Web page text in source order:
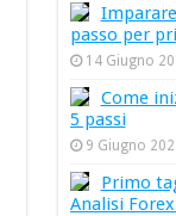
passo per
14 Giugno
Come
5 passi
9 Giugno
Primo
Analisi